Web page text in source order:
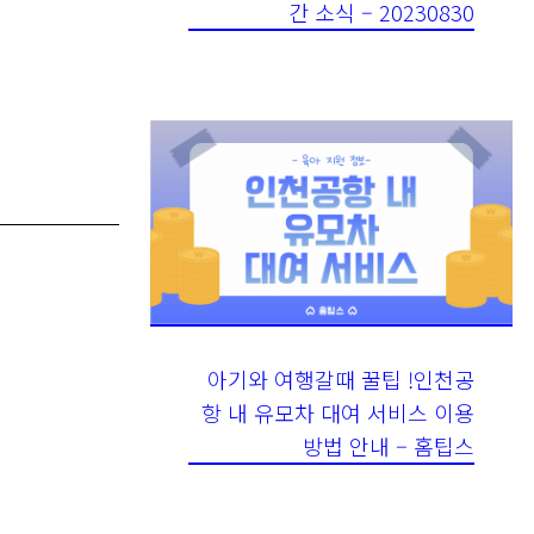
항 내 유모차 대여 서비스 이용
방법 안내 – 홈팁스